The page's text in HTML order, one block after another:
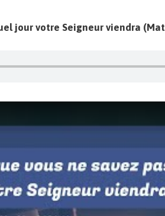
jour votre Seigneur viendra